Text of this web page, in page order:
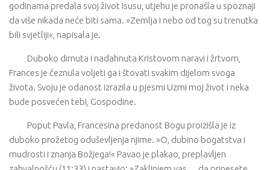
godinama predala svoj život Isusu, utjehu je pronašla u spoznaji
da više nikada neće biti sama. »Zemlja i nebo od tog su trenutka
bili svjetliji«, napisala je.
Duboko dirnuta i nadahnuta Kristovom naravi i žrtvom,
Frances je čeznula voljeti ga i štovati svakim dijelom svoga
života. Svoju je odanost izrazila u pjesmi Uzmi moj život i neka
bude posvećen tebi, Gospodine.
Poput Pavla, Francesina predanost Bogu proizišla je iz
duboko prožetog oduševljenja njime. »O, dubino bogatstva i
mudrosti i znanja Božjega!« Pavao je plakao, preplavljen